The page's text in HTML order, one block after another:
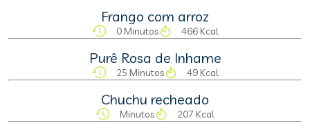
Frango com arroz
0 Minutos 466 Kcal
Purê Rosa de Inhame
25 Minutos 49 Kcal
Chuchu recheado
Minutos 207 Kcal